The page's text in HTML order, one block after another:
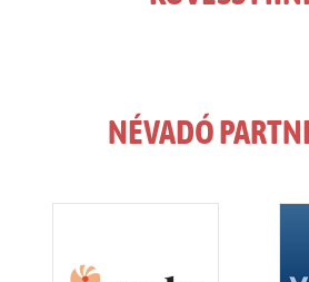
NÉVADÓ